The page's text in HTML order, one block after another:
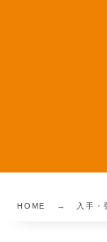
HOME 入手・